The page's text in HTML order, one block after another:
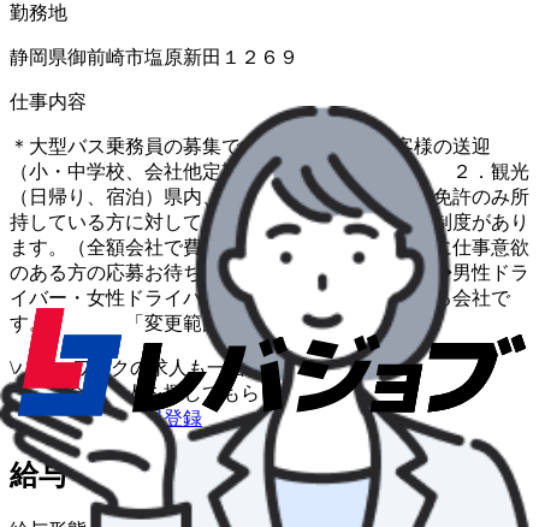
勤務地
静岡県御前崎市塩原新田１２６９
仕事内容
＊大型バス乗務員の募集です。 １．お客様の送迎
（小・中学校、会社他定期送迎、葬祭、慶事） ２．観光
（日帰り、宿泊）県内、県外 ※普通自動車免許のみ所
持している方に対しての、大型２種免許 取得制度があり
ます。（全額会社で費用負担） ※前向きに仕事意欲
のある方の応募お待ち申し上げます。 ◆男性ドラ
イバー・女性ドライバー 共に活躍している会社で
す。 「変更範囲：事業所の定める業務」
\ハローワークの求人も一括管理
自分に合う求人を探してもらう /
まずは無料で会員登録
給与・福利厚生